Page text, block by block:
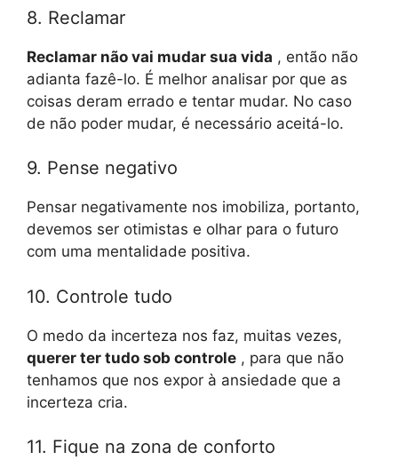
8. Reclamar
Reclamar não vai mudar sua vida , então não
adianta fazê-lo. É melhor analisar por que as
coisas deram errado e tentar mudar. No caso
de não poder mudar, é necessário aceitá-lo.
9. Pense negativo
Pensar negativamente nos imobiliza, portanto,
devemos ser otimistas e olhar para o futuro
com uma mentalidade positiva.
10. Controle tudo
O medo da incerteza nos faz, muitas vezes,
querer ter tudo sob controle , para que não
tenhamos que nos expor à ansiedade que a
incerteza cria.
11. Fique na zona de conforto